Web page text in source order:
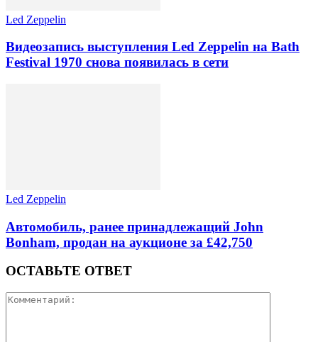
Led Zeppelin
Видеозапись выступления Led Zeppelin на Bath
Festival 1970 снова появилась в сети
Led Zeppelin
Автомобиль, ранее принадлежащий John
Bonham, продан на аукционе за £42,750
ОСТАВЬТЕ ОТВЕТ